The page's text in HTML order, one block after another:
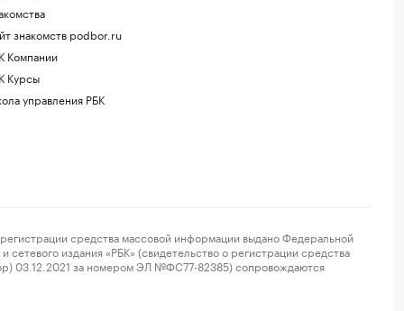
знакомств podbor.ru
Компании
Курсы
управления РБК
средства массовой информации выдано Федеральной
издания «РБК» (свидетельство о регистрации средства
03.12.2021 за номером ЭЛ №ФС77-82385) сопровождаются